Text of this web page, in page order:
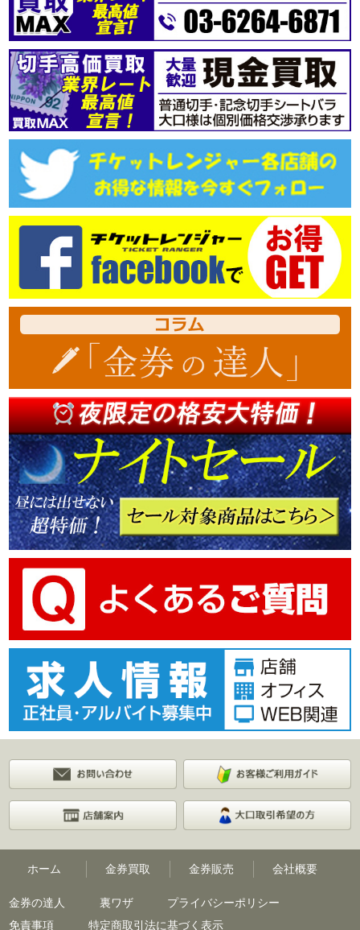
ホーム 金券買取 金券販売 会社概要
金券の達人 裏ワザ
プライバシーポリシー
免責事項
特定商取引法に基づく表示